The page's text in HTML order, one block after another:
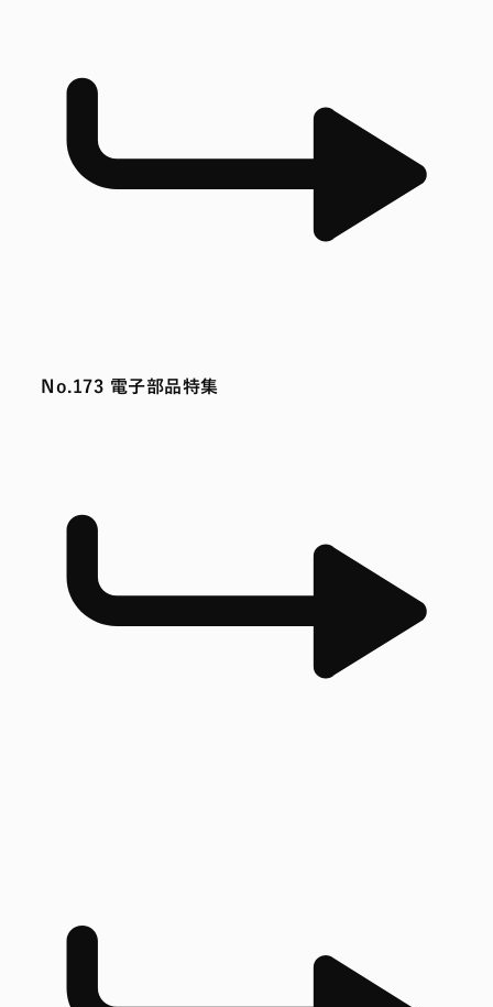
No.173 電子部品特集